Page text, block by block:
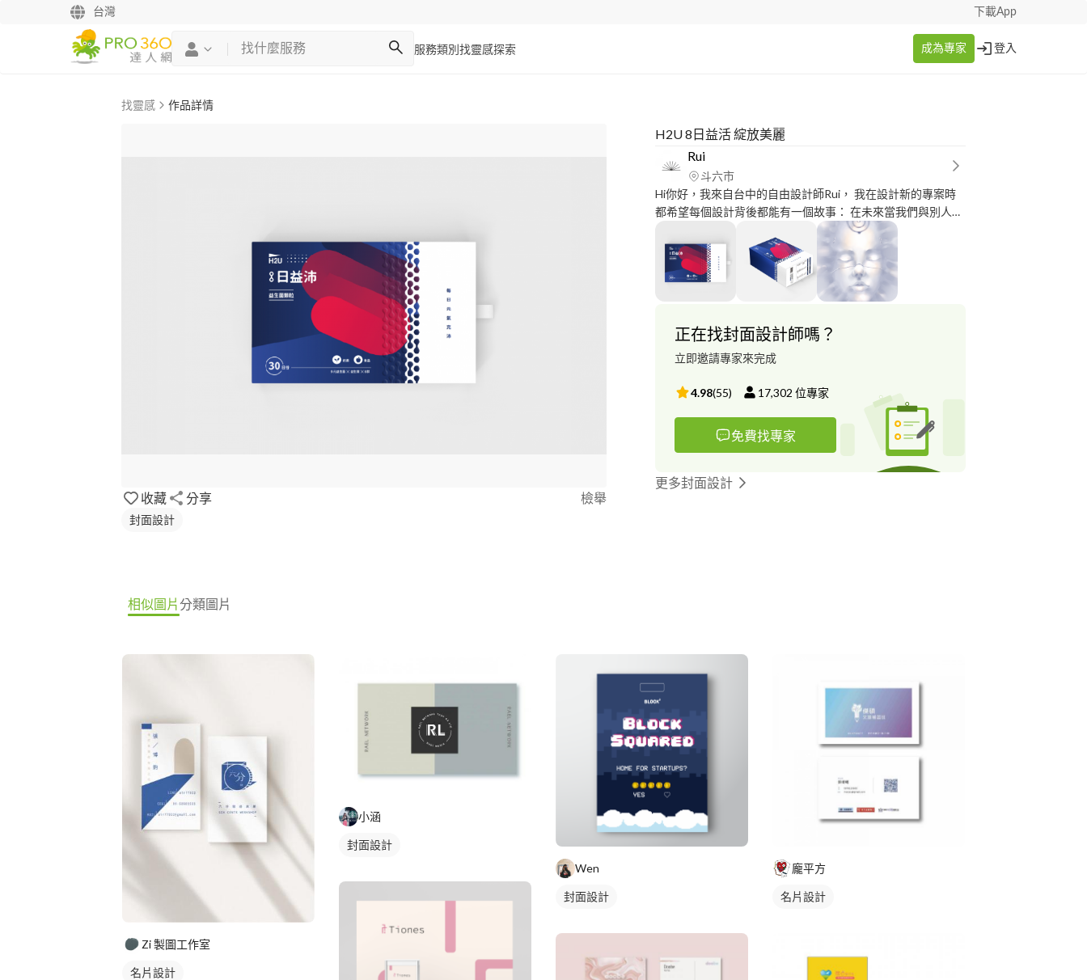
台灣 下載App
服務類別 找靈感探索 成為專家 登入
找靈感 作品詳情
收藏 分享 檢舉
封面設計
H2U 8日益活 綻放美麗
Rui
斗六市
Hi你好，我來自台中的自由設計師Rui， 我在設計新的專案時
都希望每個設計背後都能有一個故事： 在未來當我們與別人談
到這件設計時， 不只看到的是精緻的外包裝而已，也能夠跟別
人訴說這件設計背後的故事。 查看更多我的作品：
https://sutahitsuji.wixsite.com/rui-portfolio
正在找封面設計師嗎？
立即邀請專家來完成
4.98(55) 17,302 位專家
免費找專家
更多封面設計
相似圖片分類圖片
Zi 製圖工作室
名片設計
小涵
封面設計
Wen
封面設計
龐平方
名片設計